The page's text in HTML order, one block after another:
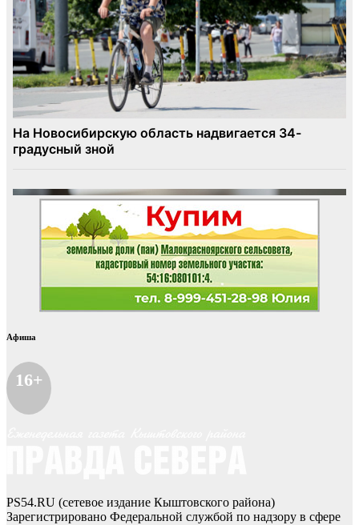
Афиша
16+
PS54.RU (сетевое издание Кыштовского района)
Зарегистрировано Федеральной службой по надзору в сфере